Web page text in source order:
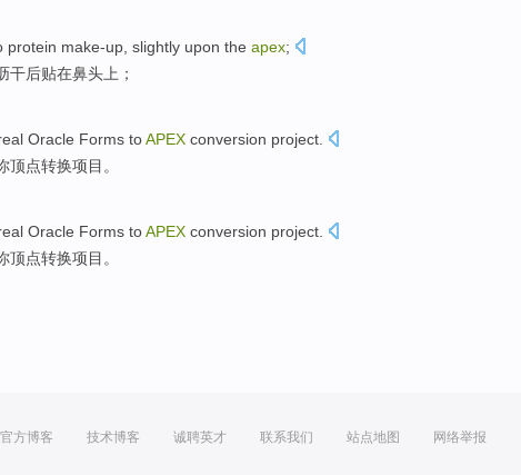
protein make-up, slightly upon the apex;
干后贴在鼻头上；
Oracle Forms toAPEX conversion project
顶点转换项目。
Oracle Forms toAPEX conversion project
顶点转换项目。
官方博客 技术博客 诚聘英才 联系我们 站点地图 网络举报